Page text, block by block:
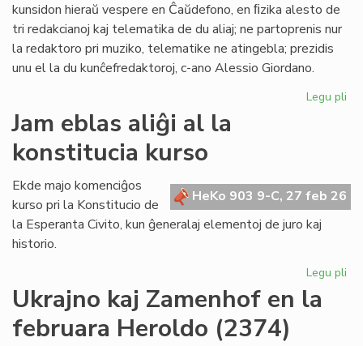
kunsidon hieraŭ vespere en Ĉaŭdefono, en ﬁzika alesto de
tri redakcianoj kaj telematika de du aliaj; ne partoprenis nur
la redaktoro pri muziko, telematike ne atingebla; prezidis
unu el la du kunĉefredaktoroj, c-ano Alessio Giordano.
Legu pli
Jam eblas aliĝi al la
konstitucia kurso
HeKo 903 9-C, 27 feb 26
Ekde majo komenciĝos
kurso pri la Konstitucio de
la Esperanta Civito, kun ĝeneralaj elementoj de juro kaj
historio.
Legu pli
Ukrajno kaj Zamenhof en la
februara Heroldo (2374)